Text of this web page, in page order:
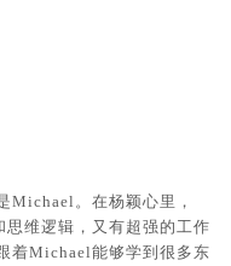
Michael。在杨颖心里，
维逻辑，又有超强的工作
着Michael能够学到很多东